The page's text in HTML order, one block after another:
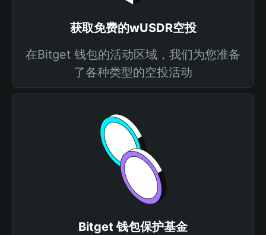
获取免费的wUSDR空投
在Bitget 钱包的活动区域，我们为您准备
了各种类型的空投活动
Bitget 钱包保护基金